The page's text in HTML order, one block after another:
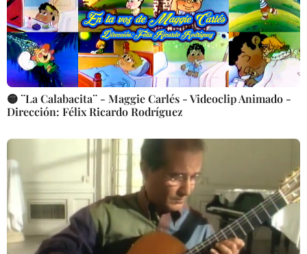
🟡 ¨La Calabacita¨ - Maggie Carlés - Videoclip Animado -
Dirección: Félix Ricardo Rodríguez